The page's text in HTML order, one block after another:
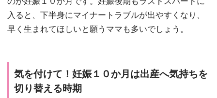
入ると、下半身にマイナートラブルが出やすくなり、
早く生まれてほしいと願うママも多いでしょう。
気を付けて！妊娠１０か月は出産へ気持ちを
切り替える時期